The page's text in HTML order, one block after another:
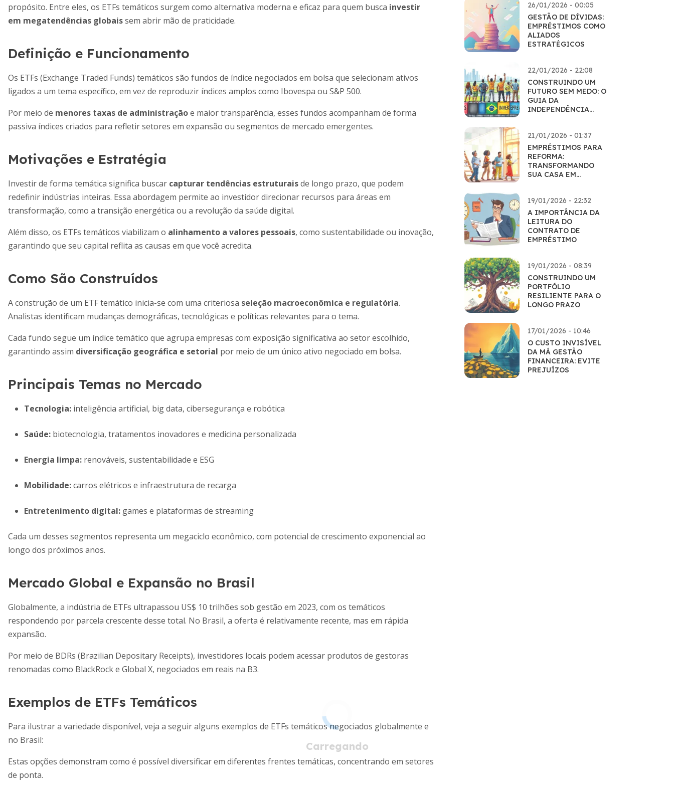
propósito. Entre eles, os ETFs temáticos surgem como alternativa moderna e eficaz para quem busca investir
em megatendências globaissem abrir mão de praticidade.
Definição e Funcionamento
Os ETFs (Exchange Traded Funds) temáticos são fundos de índice negociados em bolsa que selecionam ativos
ligados a um tema específico, em vez de reproduzir índices amplos como Ibovespa ou S&P 500.
Por meio de menores taxas de administraçãoe maior transparência, esses fundos acompanham de forma
passiva índices criados para refletir setores em expansão ou segmentos de mercado emergentes.
Motivações e Estratégia
Investir de forma temática significa buscar capturar tendências estruturaisde longo prazo, que podem
redefinir indústrias inteiras. Essa abordagem permite ao investidor direcionar recursos para áreas em
transformação, como a transição energética ou a revolução da saúde digital.
Além disso, os ETFs temáticos viabilizam o alinhamento a valores pessoais, como sustentabilidade ou inovação,
garantindo que seu capital reflita as causas em que você acredita.
Como São Construídos
A construção de um ETF temático inicia-se com uma criteriosa seleção macroeconômica e regulatória.
Analistas identificam mudanças demográficas, tecnológicas e políticas relevantes para o tema.
Cada fundo segue um índice temático que agrupa empresas com exposição significativa ao setor escolhido,
garantindo assim diversificação geográfica e setorial por meio de um único ativo negociado em bolsa.
Principais Temas no Mercado
Tecnologia: inteligência artificial, big data, cibersegurança e robótica
Saúde: biotecnologia, tratamentos inovadores e medicina personalizada
Energia limpa: renováveis, sustentabilidade e ESG
Mobilidade:carros elétricos e infraestrutura de recarga
Entretenimento digital: games e plataformas de streaming
Cada um desses segmentos representa um megaciclo econômico, com potencial de crescimento exponencial ao
longo dos próximos anos.
Mercado Global e Expansão no Brasil
Globalmente, a indústria de ETFs ultrapassou US$ 10 trilhões sob gestão em 2023, com os temáticos
respondendo por parcela crescente desse total. No Brasil, a oferta é relativamente recente, mas em rápida
expansão.
Por meio de BDRs (Brazilian Depositary Receipts), investidores locais podem acessar produtos de gestoras
renomadas como BlackRock e Global X, negociados em reais na B3.
Exemplos de ETFs Temáticos
Para ilustrar a variedade disponível, veja a seguir alguns exemplos de ETFs temáticos negociados globalmente e
no Brasil:
Estas opções demonstram como é possível diversificar em diferentes frentes temáticas, concentrando em setores
de ponta.
26/01/2026 - 00:05
GESTÃO DE DÍVIDAS:
EMPRÉSTIMOS COMO
ALIADOS
ESTRATÉGICOS
22/01/2026 - 22:08
CONSTRUINDO UM
FUTURO SEM MEDO: O
GUIA DA
INDEPENDÊNCIA
21/01/2026 - 01:37
EMPRÉSTIMOS PARA
REFORMA:
TRANSFORMANDO
SUA CASA EM
19/01/2026 - 22:32
A IMPORTÂNCIA DA
LEITURA DO
CONTRATO DE
EMPRÉSTIMO
19/01/2026 - 08:39
CONSTRUINDO UM
PORTFÓLIO
RESILIENTE PARA O
LONGO PRAZO
17/01/2026 - 10:46
O CUSTO INVISÍVEL
DA MÁ GESTÃO
FINANCEIRA: EVITE
PREJUÍZOS